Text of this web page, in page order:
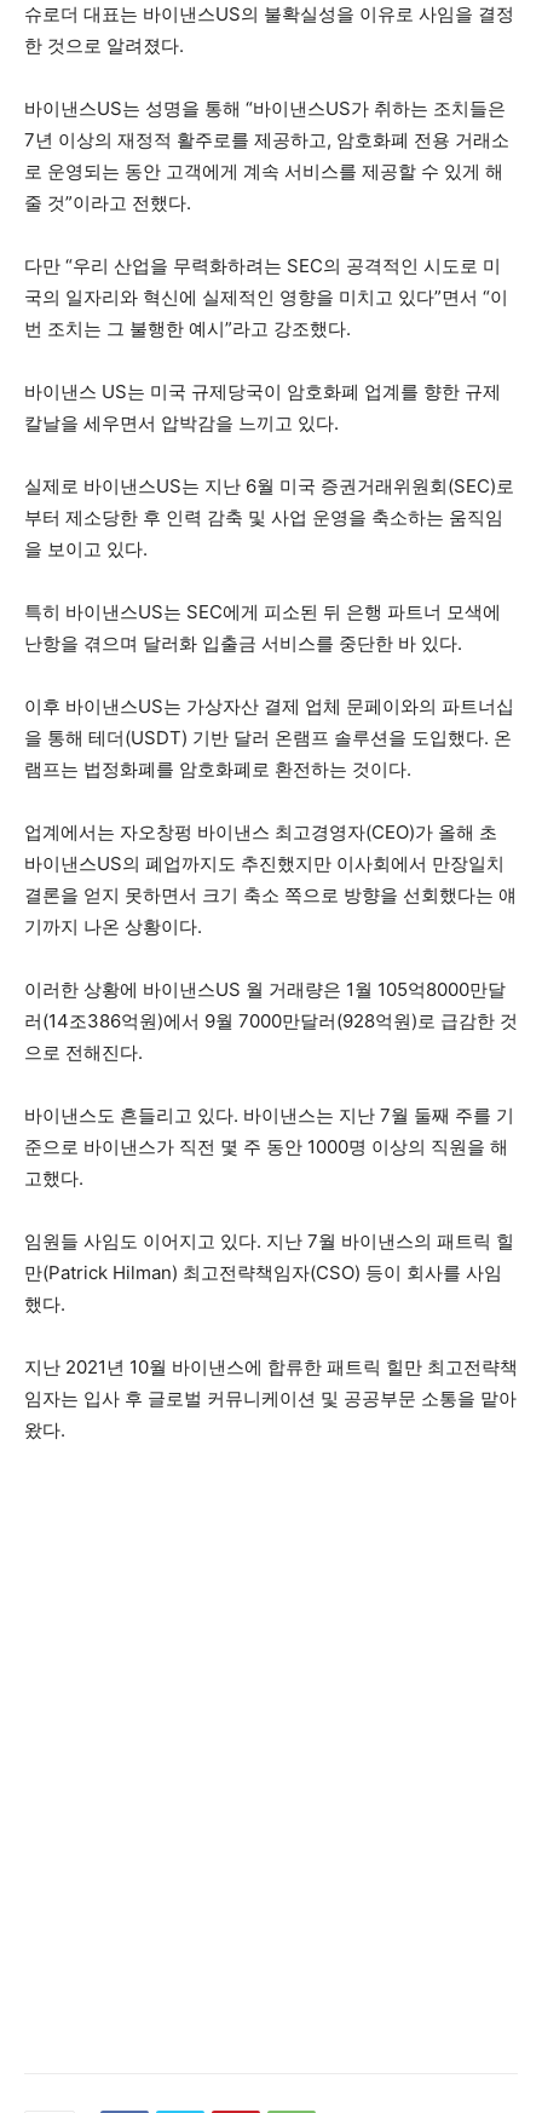
슈로더 대표는 바이낸스US의 불확실성을 이유로 사임을 결정
한 것으로 알려졌다.
바이낸스US는 성명을 통해 “바이낸스US가 취하는 조치들은
7년 이상의 재정적 활주로를 제공하고, 암호화폐 전용 거래소
로 운영되는 동안 고객에게 계속 서비스를 제공할 수 있게 해
줄 것”이라고 전했다.
다만 “우리 산업을 무력화하려는 SEC의 공격적인 시도로 미
국의 일자리와 혁신에 실제적인 영향을 미치고 있다”면서 “이
번 조치는 그 불행한 예시”라고 강조했다.
바이낸스 US는 미국 규제당국이 암호화폐 업계를 향한 규제
칼날을 세우면서 압박감을 느끼고 있다.
실제로 바이낸스US는 지난 6월 미국 증권거래위원회(SEC)로
부터 제소당한 후 인력 감축 및 사업 운영을 축소하는 움직임
을 보이고 있다.
특히 바이낸스US는 SEC에게 피소된 뒤 은행 파트너 모색에
난항을 겪으며 달러화 입출금 서비스를 중단한 바 있다.
이후 바이낸스US는 가상자산 결제 업체 문페이와의 파트너십
을 통해 테더(USDT) 기반 달러 온램프 솔루션을 도입했다. 온
램프는 법정화폐를 암호화폐로 환전하는 것이다.
업계에서는 자오창펑 바이낸스 최고경영자(CEO)가 올해 초
바이낸스US의 폐업까지도 추진했지만 이사회에서 만장일치
결론을 얻지 못하면서 크기 축소 쪽으로 방향을 선회했다는 얘
기까지 나온 상황이다.
이러한 상황에 바이낸스US 월 거래량은 1월 105억8000만달
러(14조386억원)에서 9월 7000만달러(928억원)로 급감한 것
으로 전해진다.
바이낸스도 흔들리고 있다. 바이낸스는 지난 7월 둘째 주를 기
준으로 바이낸스가 직전 몇 주 동안 1000명 이상의 직원을 해
고했다.
임원들 사임도 이어지고 있다. 지난 7월 바이낸스의 패트릭 힐
만(Patrick Hilman) 최고전략책임자(CSO) 등이 회사를 사임
했다.
지난 2021년 10월 바이낸스에 합류한 패트릭 힐만 최고전략책
임자는 입사 후 글로벌 커뮤니케이션 및 공공부문 소통을 맡아
왔다.